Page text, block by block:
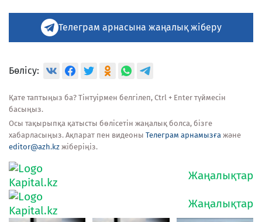
Телеграм арнасына жаңалық жіберу
Бөлісу:
Қате таптыңыз ба? Тінтуірмен белгілеп, Ctrl + Enter түймесін
басыңыз.
Осы тақырыпқа қатысты бөлісетін жаңалық болса, бізге
хабарласыңыз. Ақпарат пен видеоны Телеграм арнамызға және
editor@azh.kz жіберіңіз.